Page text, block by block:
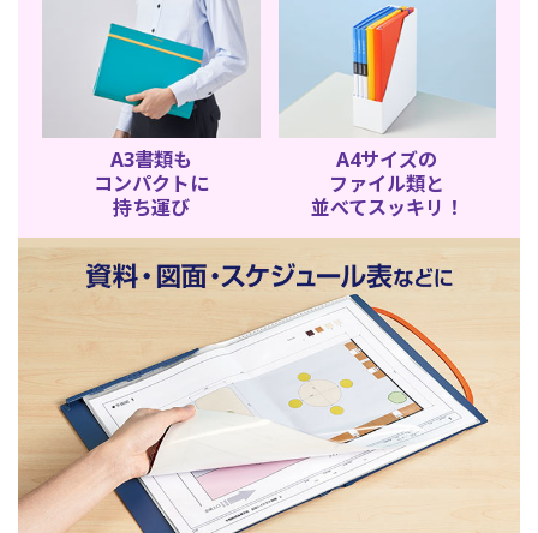
A3書類も
コンパクトに
持ち運び
A4サイズの
ファイル類と
並べてスッキリ！